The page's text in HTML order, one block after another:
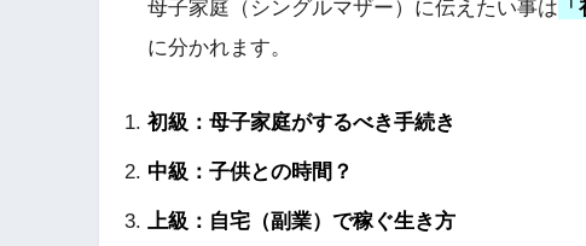
母子家庭（シングルマザー）に伝えたい事は
に分かれます。
初級：母子家庭がするべき手続き
中級：子供との時間？
上級：自宅（副業）で稼ぐ生き方